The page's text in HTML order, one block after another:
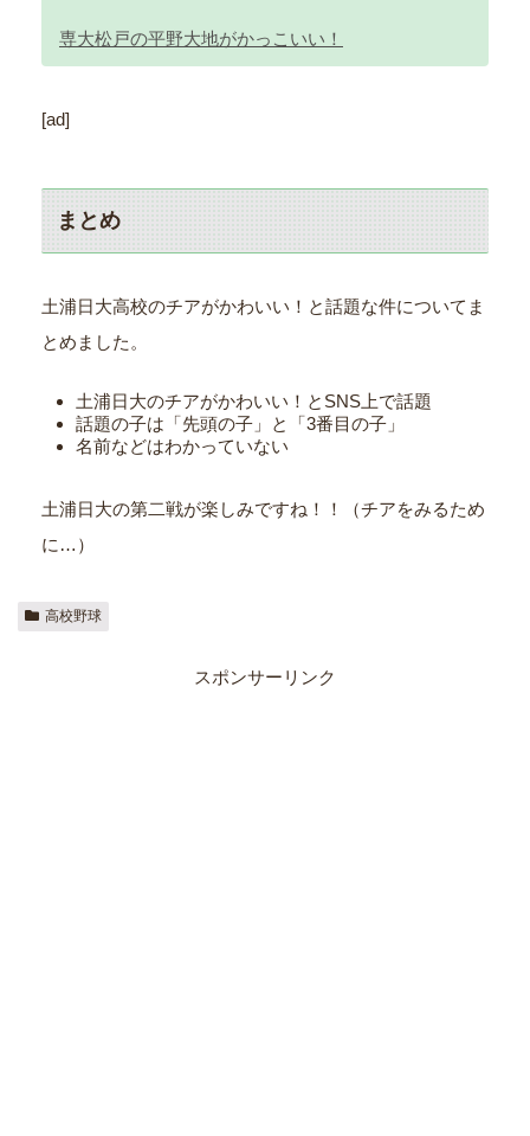
専大松戸の平野大地がかっこいい！
[ad]
まとめ
土浦日大高校のチアがかわいい！と話題な件についてま
とめました。
土浦日大のチアがかわいい！とSNS上で話題
話題の子は「先頭の子」と「3番目の子」
名前などはわかっていない
土浦日大の第二戦が楽しみですね！！（チアをみるため
に…）
高校野球
スポンサーリンク